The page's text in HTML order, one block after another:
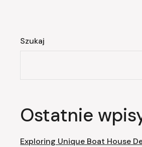
Szukaj
Ostatnie
Exploring Unique Boat House